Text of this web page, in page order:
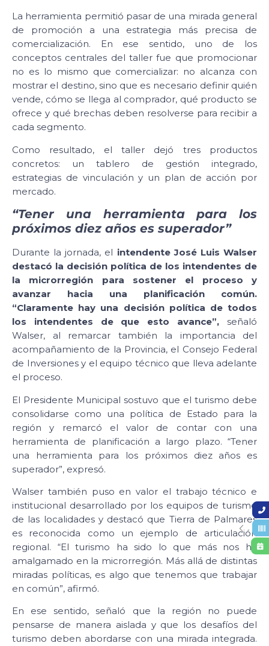
La herramienta permitió pasar de una mirada general
de promoción a una estrategia más precisa de
comercialización. En ese sentido, uno de los
conceptos centrales del taller fue que promocionar
no es lo mismo que comercializar: no alcanza con
mostrar el destino, sino que es necesario definir quién
vende, cómo se llega al comprador, qué producto se
ofrece y qué brechas deben resolverse para recibir a
cada segmento.
Como resultado, el taller dejó tres productos
concretos: un tablero de gestión integrado,
estrategias de vinculación y un plan de acción por
mercado.
“Tener una herramienta para los
próximos diez años es superador”
Durante la jornada, el intendente José Luis Walser
destacó la decisión política de los intendentes de
la microrregión para sostener el proceso y
avanzar hacia una planificación común.
“Claramente hay una decisión política de todos
los intendentes de que esto avance”, señaló
Walser, al remarcar también la importancia del
acompañamiento de la Provincia, el Consejo Federal
de Inversiones y el equipo técnico que lleva adelante
el proceso.
El Presidente Municipal sostuvo que el turismo debe
consolidarse como una política de Estado para la
región y remarcó el valor de contar con una
herramienta de planificación a largo plazo. “Tener
una herramienta para los próximos diez años es
superador”, expresó.
Walser también puso en valor el trabajo técnico e
institucional desarrollado por los equipos de turismo
de las localidades y destacó que Tierra de Palmares
es reconocida como un ejemplo de articulación
regional. “El turismo ha sido lo que más nos ha
amalgamado en la microrregión. Más allá de distintas
miradas políticas, es algo que tenemos que trabajar
en común”, afirmó.
En ese sentido, señaló que la región no puede
pensarse de manera aislada y que los desafíos del
turismo deben abordarse con una mirada integrada.